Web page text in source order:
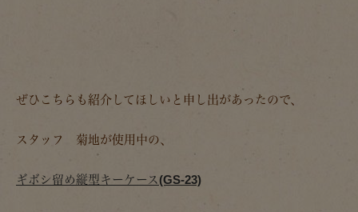
ぜひこちらも紹介してほしいと申し出があったので、
スタッフ 菊地が使用中の、
ギボシ留め縦型キーケース(GS-23)